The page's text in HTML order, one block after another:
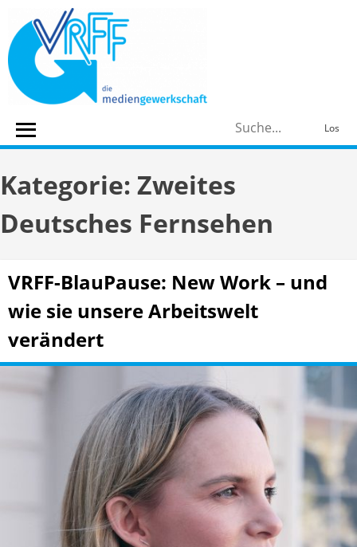
content
Los
Kategorie: Zweites
Deutsches Fernsehen
VRFF-BlauPause: New Work – und
wie sie unsere Arbeitswelt
verändert